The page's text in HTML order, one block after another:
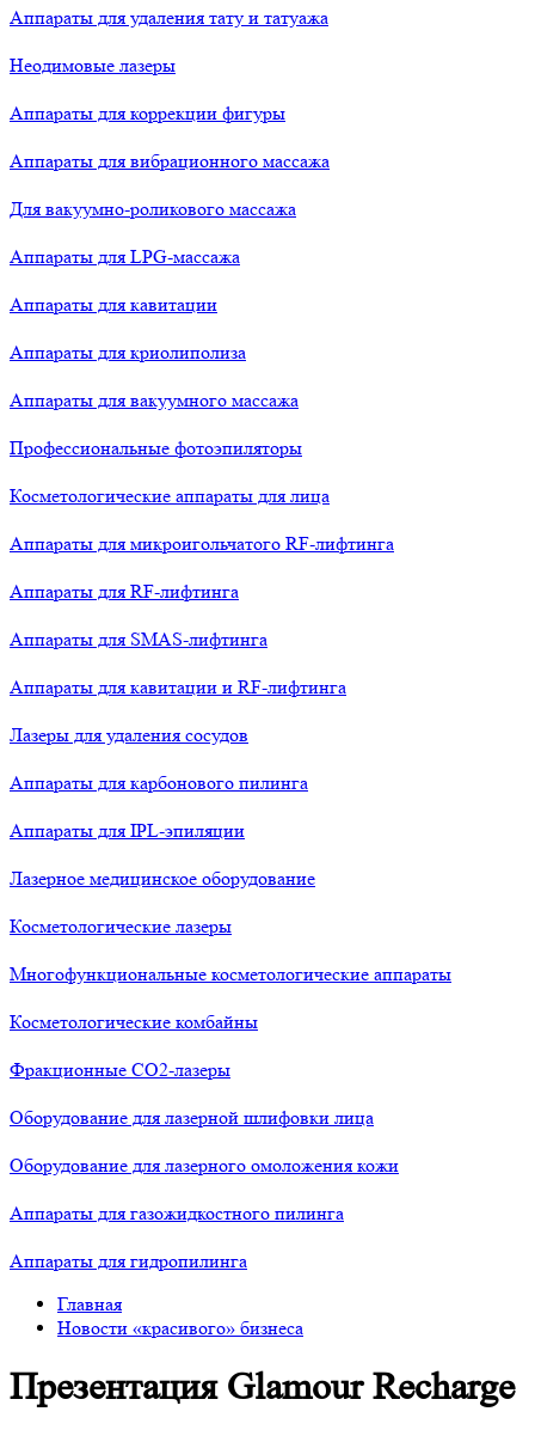
Аппараты для удаления тату и татуажа
Неодимовые лазеры
Аппараты для коррекции фигуры
Аппараты для вибрационного массажа
Для вакуумно-роликового массажа
Аппараты для LPG-массажа
Аппараты для кавитации
Аппараты для криолиполиза
Аппараты для вакуумного массажа
Профессиональные фотоэпиляторы
Косметологические аппараты для лица
Аппараты для микроигольчатого RF-лифтинга
Аппараты для RF-лифтинга
Аппараты для SMAS-лифтинга
Аппараты для кавитации и RF-лифтинга
Лазеры для удаления сосудов
Аппараты для карбонового пилинга
Аппараты для IPL-эпиляции
Лазерное медицинское оборудование
Косметологические лазеры
Многофункциональные косметологические аппараты
Косметологические комбайны
Фракционные СО2-лазеры
Оборудование для лазерной шлифовки лица
Оборудование для лазерного омоложения кожи
Аппараты для газожидкостного пилинга
Аппараты для гидропилинга
Главная
Новости «красивого» бизнеса
Презентация Glamour Recharge